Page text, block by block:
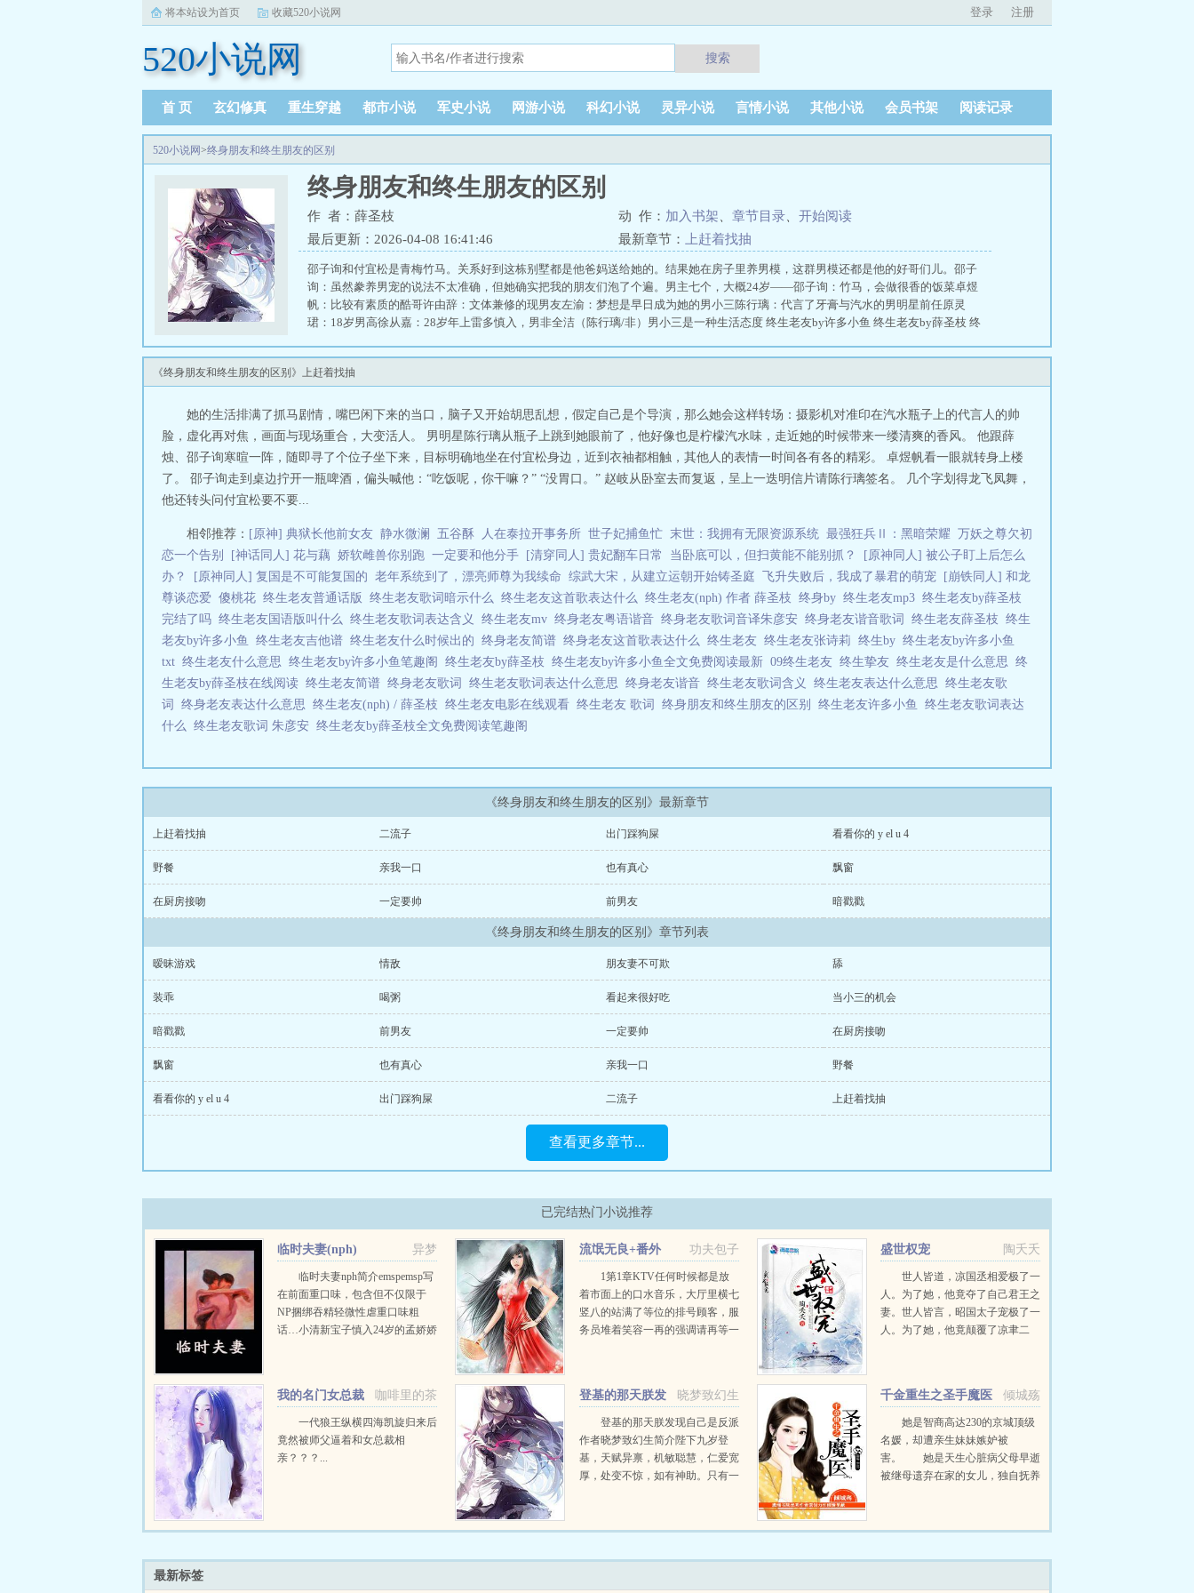
将本站设为首页 收藏520小说网 登录 注册
520小说网 搜索
首 页 玄幻修真 重生穿越 都市小说 军史小说 网游小说 科幻小说 灵异小说 言情小说 其他小说 会员书架 阅读记录
520小说网>终身朋友和终生朋友的区别
终身朋友和终生朋友的区别
作 者：薛圣枝 动 作： 加入书架 章节目录
开始阅读
最后更新：2026-04-08 16:41:46
最新章节： 上赶着找抽
邵子询和付宜松是青梅竹马。关系好到这栋别墅都是他爸妈送给她的。结果她在房子里养男模，这群男模还都是他的好哥们儿。邵子
询：虽然豢养男宠的说法不太准确，但她确实把我的朋友们泡了个遍。男主七个，大概24岁——邵子询：竹马，会做很香的饭菜卓煜
帆：比较有素质的酷哥许由辞：文体兼修的现男友左渝：梦想是早日成为她的男小三陈行璃：代言了牙膏与汽水的男明星前任原灵
珺：18岁男高徐从嘉：28岁年上雷多慎入，男非全洁（陈行璃/非）男小三是一种生活态度 终生老友by许多小鱼 终生老友by薛圣枝 终
《终身朋友和终生朋友的区别》上赶着找抽
她的生活排满了抓马剧情，嘴巴闲下来的当口，脑子又开始胡思乱想，假定自己是个导演，那么她会这样转场：摄影机对准印在汽水瓶子上的代言人的帅
脸，虚化再对焦，画面与现场重合，大变活人。 男明星陈行璃从瓶子上跳到她眼前了，他好像也是柠檬汽水味，走近她的时候带来一缕清爽的香风。 他跟薛
烛、邵子询寒暄一阵，随即寻了个位子坐下来，目标明确地坐在付宜松身边，近到衣袖都相触，其他人的表情一时间各有各的精彩。 卓煜帆看一眼就转身上楼
了。 邵子询走到桌边拧开一瓶啤酒，偏头喊他：“吃饭呢，你干嘛？” “没胃口。” 赵岐从卧室去而复返，呈上一迭明信片请陈行璃签名。 几个字划得龙飞凤舞，
他还转头问付宜松要不要...
相邻推荐： [原神] 典狱长他前女友 静水微澜 五谷酥 人在泰拉开事务所 世子妃捕鱼忙 末世：我拥有无限资源系统 最强狂兵Ⅱ：黑暗荣耀 万妖之尊欠初
恋一个告别
[神话同人] 花与藕 娇软雌兽你别跑 一定要和他分手 [清穿同人] 贵妃翻车日常 当卧底可以，但扫黄能不能别抓？
[原神同人] 被公子盯上后怎么
办？
[原神同人] 复国是不可能复国的 老年系统到了，漂亮师尊为我续命 综武大宋，从建立运朝开始铸圣庭 飞升失败后，我成了暴君的萌宠
[崩铁同人] 和龙
尊谈恋爱 傻桃花 终生老友普通话版 终生老友歌词暗示什么 终生老友这首歌表达什么 终生老友(nph) 作者 薛圣枝 终身by 终生老友mp3 终生老友by薛圣枝
完结了吗 终生老友国语版叫什么 终生老友歌词表达含义 终生老友mv 终身老友粤语谐音 终身老友歌词音译朱彦安 终身老友谐音歌词 终生老友薛圣枝 终生
老友by许多小鱼 终生老友吉他谱 终生老友什么时候出的 终身老友简谱 终身老友这首歌表达什么 终生老友 终生老友张诗莉 终生by 终生老友by许多小鱼
txt 终生老友什么意思 终生老友by许多小鱼笔趣阁 终生老友by薛圣枝 终生老友by许多小鱼全文免费阅读最新 09终生老友 终生挚友 终生老友是什么意思 终
生老友by薛圣枝在线阅读 终生老友简谱 终身老友歌词 终生老友歌词表达什么意思 终身老友谐音 终生老友歌词含义 终生老友表达什么意思 终生老友歌
词 终身老友表达什么意思 终生老友(nph) / 薛圣枝 终生老友电影在线观看 终生老友 歌词 终身朋友和终生朋友的区别 终生老友许多小鱼 终生老友歌词表达
什么 终生老友歌词 朱彦安 终生老友by薛圣枝全文免费阅读笔趣阁
《终身朋友和终生朋友的区别》最新章节
上赶着找抽 二流子 出门踩狗屎 看看你的 y el u 4
野餐 亲我一口 也有真心 飘窗
在厨房接吻 一定要帅 前男友 暗戳戳
《终身朋友和终生朋友的区别》章节列表
暧昧游戏 情敌 朋友妻不可欺 舔
装乖 喝粥 看起来很好吃 当小三的机会
暗戳戳 前男友 一定要帅 在厨房接吻
飘窗 也有真心 亲我一口 野餐
看看你的 y el u 4 出门踩狗屎 二流子 上赶着找抽
查看更多章节...
已完结热门小说推荐
异梦
临时夫妻(nph)
临时夫妻nph简介emspemsp写
在前面重口味，包含但不仅限于
NP捆绑吞精轻微性虐重口味粗
话…小清新宝子慎入24岁的孟娇娇
功夫包子
流氓无良+番外
1第1章KTV任何时候都是放
着市面上的口水音乐，大厅里横七
竖八的站满了等位的排号顾客，服
务员堆着笑容一再的强调请再等一
啊...
陶夭夭
盛世权宠
世人皆道，凉国丞相爱极了一
人。为了她，他竟夺了自己君王之
妻。世人皆言，昭国太子宠极了一
人。为了她，他竟颠覆了凉聿二
咖啡里的茶
我的名门女总裁
一代狼王纵横四海凯旋归来后
竟然被师父逼着和女总裁相
亲？？？...
晓梦致幻生
登基的那天朕发
现自己是反派+番外
登基的那天朕发现自己是反派
作者晓梦致幻生简介陛下九岁登
基，天赋异禀，机敏聪慧，仁爱宽
厚，处变不惊，如有神助。只有一
论，恐是脑内有疾。但陛下是好陛
倾城殇
千金重生之圣手魔医
她是智商高达230的京城顶级
名媛，却遭亲生妹妹嫉妒被
害。 她是天生心脏病父母早逝
被继母遗弃在家的女儿，独自抚养
偶得神奇能力，针灸之术惊天下，
最新标签